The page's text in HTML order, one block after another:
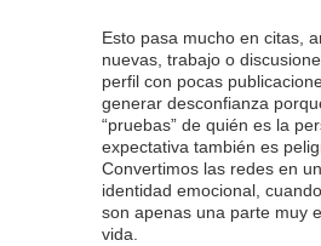
Esto pasa mucho en citas,
nuevas, trabajo o
perfil con pocas
generar desconfianza
“pruebas” de quién es la
expectativa también es
Convertimos las redes en
identidad emocional,
son apenas una parte muy
vida.